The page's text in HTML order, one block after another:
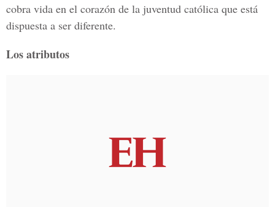
cobra vida en el corazón de la juventud católica que está
dispuesta a ser diferente.
Los atributos